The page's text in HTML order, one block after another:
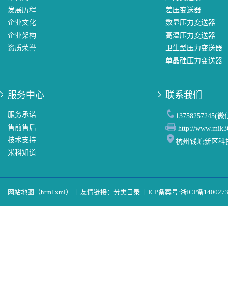
发展历程
企业文化
企业架构
资质荣誉
差压变送器
数显压力变送器
高温压力变送器
卫生型压力变送器
单晶硅压力变送器
服务中心
服务承诺
售前售后
技术支持
米科知道
联系我们
13758257245(微
http://
杭州钱塘新区科
网站地图（html|xml） 友情链接： 分类目录 ICP备案号:浙ICP备